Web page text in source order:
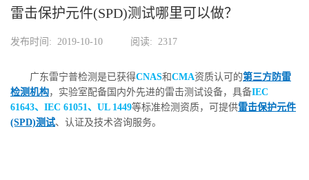
雷击保护元件(SPD)测试哪里可以做？
发布时间: 2019-10-10 阅读: 2317
广东雷宁普检测是已获得CNAS和CMA资质认可的第三方防雷
检测机构，实验室配备国内外先进的雷击测试设备，具备IEC
61643、IEC 61051、UL 1449等标准检测资质，可提供雷击保护元件
(SPD)测试、认证及技术咨询服务。
的
服
务
资
讯